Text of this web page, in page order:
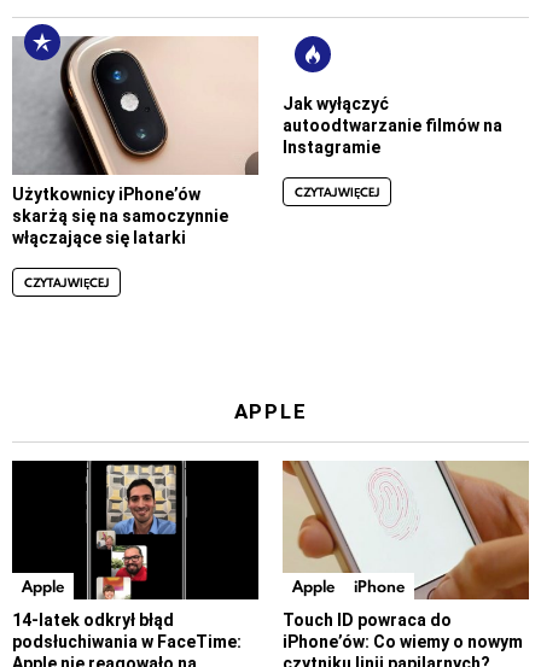
Użytkownicy iPhone’ów
skarżą się na samoczynnie
włączające się latarki
CZYTAJ WIĘCEJ
Jak wyłączyć
autoodtwarzanie filmów na
Instagramie
CZYTAJ WIĘCEJ
APPLE
Apple
14-latek odkrył błąd
podsłuchiwania w FaceTime:
Apple nie reagowało na
Apple iPhone
Touch ID powraca do
iPhone’ów: Co wiemy o nowym
czytniku linii papilarnych?